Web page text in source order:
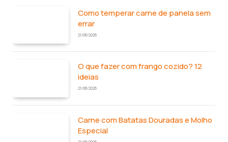
Como temperar carne de panela sem
errar
21/06/2026
O que fazer com frango cozido? 12
ideias
21/06/2026
Carne com Batatas Douradas e Molho
Especial